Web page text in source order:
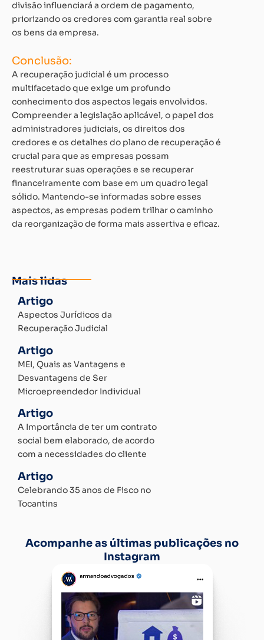
divisão influenciará a ordem de pagamento,
priorizando os credores com garantia real sobre
os bens da empresa.
Conclusão:
A recuperação judicial é um processo
multifacetado que exige um profundo
conhecimento dos aspectos legais envolvidos.
Compreender a legislação aplicável, o papel dos
administradores judiciais, os direitos dos
credores e os detalhes do plano de recuperação é
crucial para que as empresas possam
reestruturar suas operações e se recuperar
financeiramente com base em um quadro legal
sólido. Mantendo-se informadas sobre esses
aspectos, as empresas podem trilhar o caminho
da reorganização de forma mais assertiva e eficaz.
Mais lidas
Artigo
Aspectos Jurídicos da
Recuperação Judicial
Artigo
MEI, Quais as Vantagens e
Desvantagens de Ser
Microepreendedor Individual
Artigo
A Importância de ter um contrato
social bem elaborado, de acordo
com a necessidades do cliente
Artigo
Celebrando 35 anos de Fisco no
Tocantins
Acompanhe as últimas publicações no
Instagram